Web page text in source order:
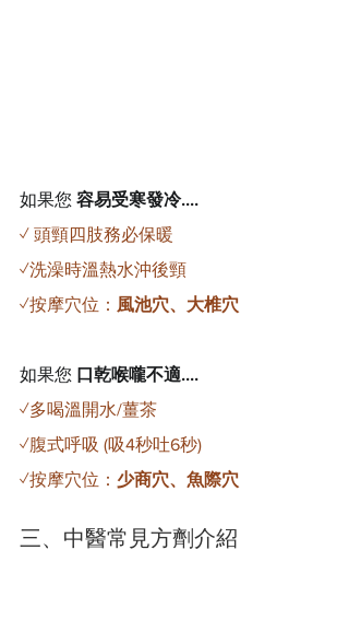
如果您 容易受寒發冷....
✓ 頭頸四肢務必保暖
✓洗澡時溫熱水沖後頸
✓按摩穴位： 風池穴、大椎穴
如果您 口乾喉嚨不適....
✓多喝溫開水/薑茶
✓腹式呼吸 (吸4秒吐6秒)
✓按摩穴位： 少商穴、魚際穴
三、中醫常見方劑介紹